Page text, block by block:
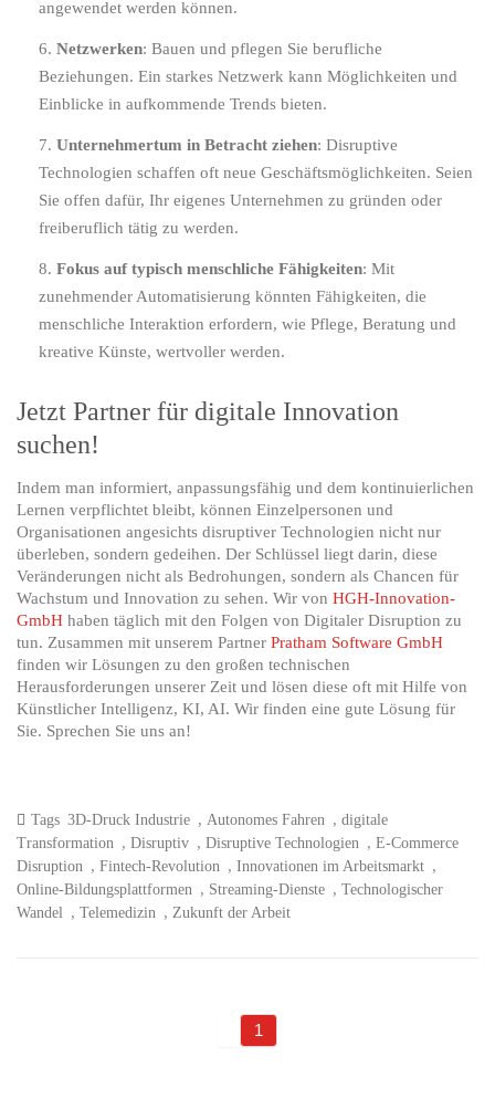
angewendet werden können.
Netzwerken: Bauen und pflegen Sie berufliche
Beziehungen. Ein starkes Netzwerk kann Möglichkeiten und
Einblicke in aufkommende Trends bieten.
Unternehmertum in Betracht ziehen: Disruptive
Technologien schaffen oft neue Geschäftsmöglichkeiten. Seien
Sie offen dafür, Ihr eigenes Unternehmen zu gründen oder
freiberuflich tätig zu werden.
Fokus auf typisch menschliche Fähigkeiten: Mit
zunehmender Automatisierung könnten Fähigkeiten, die
menschliche Interaktion erfordern, wie Pflege, Beratung und
kreative Künste, wertvoller werden.
Jetzt Partner für digitale Innovation
suchen!
Indem man informiert, anpassungsfähig und dem kontinuierlichen
Lernen verpflichtet bleibt, können Einzelpersonen und
Organisationen angesichts disruptiver Technologien nicht nur
überleben, sondern gedeihen. Der Schlüssel liegt darin, diese
Veränderungen nicht als Bedrohungen, sondern als Chancen für
Wachstum und Innovation zu sehen. Wir von HGH-Innovation-
GmbH haben täglich mit den Folgen von Digitaler Disruption zu
tun. Zusammen mit unserem Partner Pratham Software GmbH
finden wir Lösungen zu den großen technischen
Herausforderungen unserer Zeit und lösen diese oft mit Hilfe von
Künstlicher Intelligenz, KI, AI. Wir finden eine gute Lösung für
Sie. Sprechen Sie uns an!
Tags 3D-Druck Industrie , Autonomes Fahren , digitale
Transformation , Disruptiv , Disruptive Technologien , E-Commerce
Disruption , Fintech-Revolution , Innovationen im Arbeitsmarkt ,
Online-Bildungsplattformen , Streaming-Dienste , Technologischer
Wandel , Telemedizin , Zukunft der Arbeit
1